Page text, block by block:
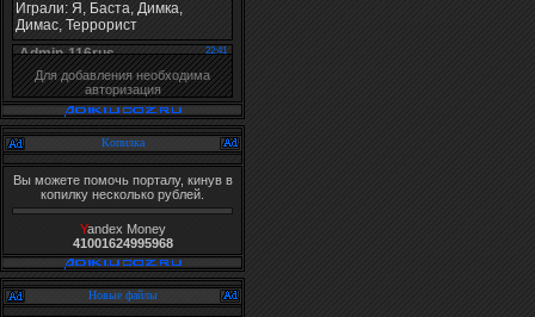
Для добавления необходима
авторизация
Копилка
Вы можете помочь порталу, кинув в
копилку несколько рублей.
Yandex Money
41001624995968
Новые файлы